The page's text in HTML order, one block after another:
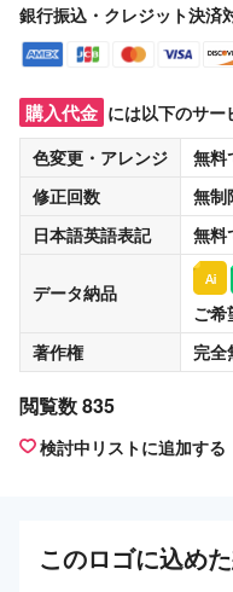
銀行振込・クレジット決済
購入代金 には以下のサー
色変更・アレンジ
無料
修正回数
無制
日本語英語表記
無料
データ納品
ご希
著作権
完全
閲覧数 835
検討中リストに追加する
このロゴに込め